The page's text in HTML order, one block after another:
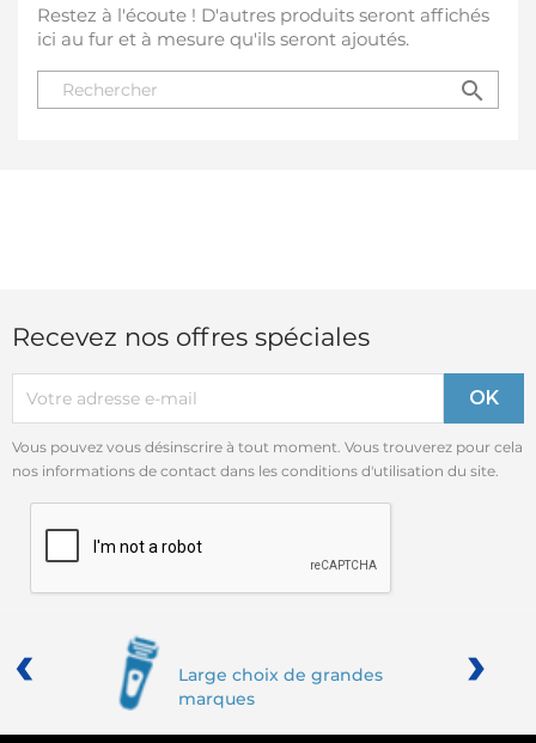
Restez à l'écoute ! D'autres produits seront affichés
ici au fur et à mesure qu'ils seront ajoutés.
search
Recevez nos offres spéciales
Vous pouvez vous désinscrire à tout moment. Vous trouverez pour cela
nos informations de contact dans les conditions d'utilisation du site.
Large choix de grandes
marques
‹ ›